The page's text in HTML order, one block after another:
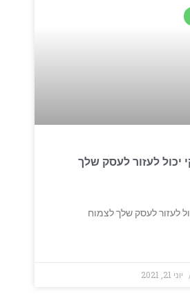
יכול לעזור לעסק שלך
לעזור לעסק שלך לצמוח
יוני 21, 2021